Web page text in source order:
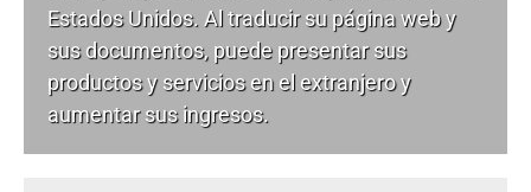
Estados Unidos. Al traducir su página web y
sus documentos, puede presentar sus
productos y servicios en el extranjero y
aumentar sus ingresos.